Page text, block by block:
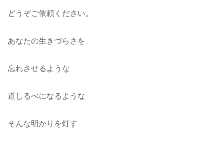
どうぞご依頼ください。
あなたの生きづらさを
忘れさせるような
道しるべになるような
そんな明かりを灯す